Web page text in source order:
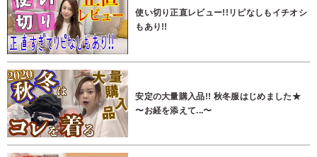
使い切り正直レビュー!!リピなしもイチオシ
もあり!!
安定の大量購入品!! 秋冬服はじめました★
〜お経を添えて...〜